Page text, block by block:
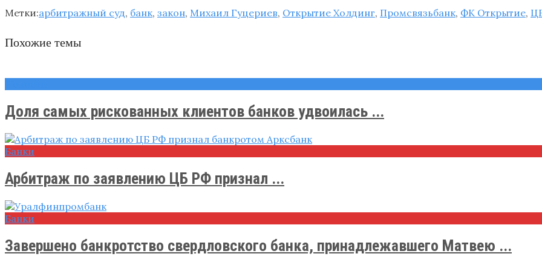
Метки:арбитражный суд, банк, закон, Михаил Гуцериев, Открытие Холдинг, Промсвязьбанк, ФК Открытие,
Похожие темы
Доля самых рискованных клиентов банков удвоилась ...
Банки
Арбитраж по заявлению ЦБ РФ признал ...
Банки
Завершено банкротство свердловского банка, принадлежавшего Матвею ...